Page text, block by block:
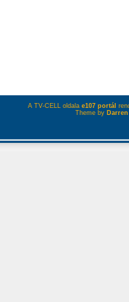
A TV-CELL oldala e107 portál
Theme by